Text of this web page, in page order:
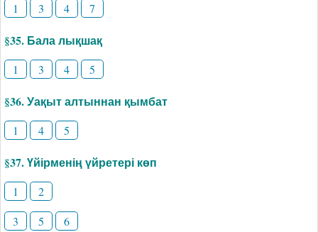
1 3 4 7
§35. Бала лықшақ
1 3 4 5
§36. Уақыт алтыннан қымбат
1 4 5
§37. Үйірменің үйретері көп
1
2
3
5 6